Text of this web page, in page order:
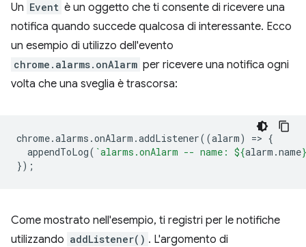
Un Event è un oggetto che ti consente di ricevere una
notifica quando succede qualcosa di interessante. Ecco
un esempio di utilizzo dell'evento
chrome.alarms.onAlarm per ricevere una notifica ogni
volta che una sveglia è trascorsa:
chrome.alarms .onAlarm .addListener((alarm) => {
appendToLog( `alarms.onAlarm -- name: ${alarm .name}
});
Come mostrato nell'esempio, ti registri per le notifiche
utilizzando addListener() . L'argomento di